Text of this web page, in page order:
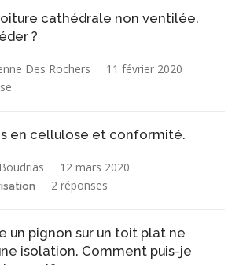
cathédrale non ventilée.
?
Des Rochers 11 février 2020
en cellulose et conformité.
12 mars 2020
2 réponses
un pignon sur un toit plat ne
isolation. Comment puis-je